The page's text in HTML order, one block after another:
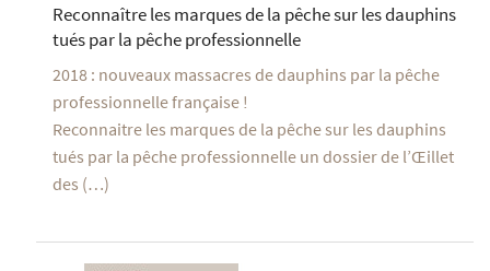
Reconnaître les marques de la pêche sur les dauphins
tués par la pêche professionnelle
2018 : nouveaux massacres de dauphins par la pêche
professionnelle française !
Reconnaitre les marques de la pêche sur les dauphins
tués par la pêche professionnelle un dossier de l’Œillet
des (…)